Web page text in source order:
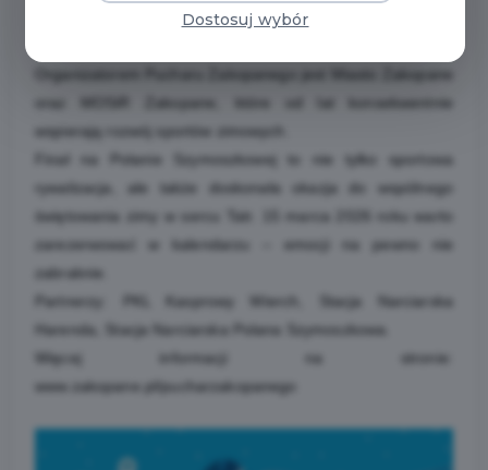
czyni finał jedną z najbardziej prestiżowych imprez
oraz MOSiR Zakopane, które od lat konsekwentnie
wspierają rozwój sportów zimowych.
Finał na Polanie Szymoszkowej to nie tylko sportowa
rywalizacja, ale także doskonała okazja do wspólnego
świętowania zimy w sercu Tatr. 15 marca 2026 roku warto
zarezerwować w kalendarzu – emocji na pewno nie
zabraknie.
Partnerzy: PKL Kasprowy Wierch, Stacja Narciarska
Harenda, Stacja Narciarska Polana Szymoszkowa.
Więcej informacji na stronie:
www.zakopane.pl/pucharzakopanego
Dostosuj wybór